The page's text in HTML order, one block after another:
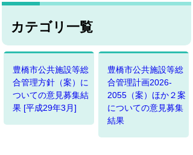
カテゴリ一覧
豊橋市公共施設等総
合管理方針（案）に
ついての意見募集結
果 [平成29年3月]
豊橋市公共施設等総
合管理計画2026-
2055（案）ほか２案
についての意見募集
結果